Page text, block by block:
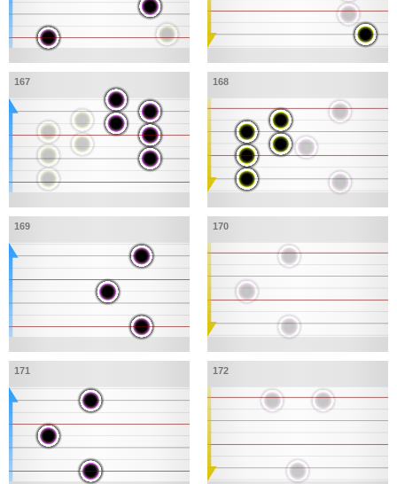
167 168
169 170
171 172